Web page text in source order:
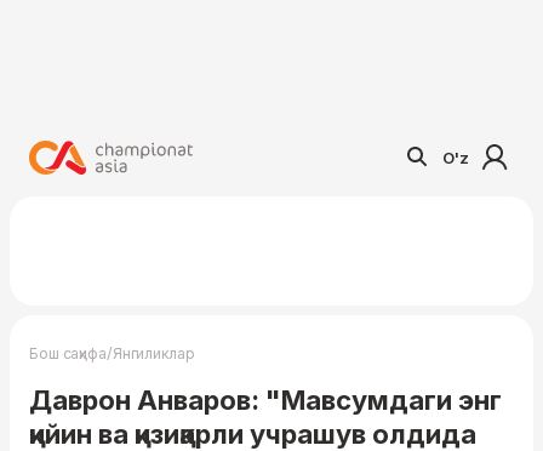
O'z
Бош саҳифа/Янгиликлар
Даврон Анваров: "Мавсумдаги энг
қийин ва қизиқарли учрашув олдида